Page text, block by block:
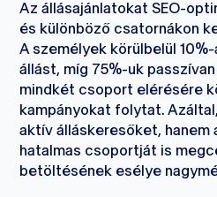
Az állásajánlatokat SEO-
és különböző csatornákon
A személyek körülbelül
állást, míg 75%-uk
mindkét csoport elérésére
kampányokat folytat.
aktív álláskeresőket, hanem
hatalmas csoportját is
betöltésének esélye